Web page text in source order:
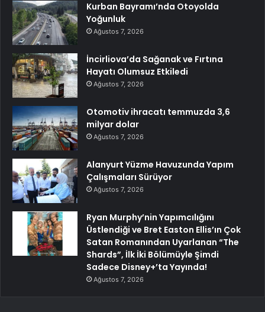
Kurban Bayramı’nda Otoyolda
Yoğunluk
Ağustos 7, 2026
İncirliova’da Sağanak ve Fırtına
Hayatı Olumsuz Etkiledi
Ağustos 7, 2026
Otomotiv ihracatı temmuzda 3,6
milyar dolar
Ağustos 7, 2026
Alanyurt Yüzme Havuzunda Yapım
Çalışmaları Sürüyor
Ağustos 7, 2026
Ryan Murphy’nin Yapımcılığını
Üstlendiği ve Bret Easton Ellis’ın Çok
Satan Romanından Uyarlanan “The
Shards”, İlk İki Bölümüyle Şimdi
Sadece Disney+’ta Yayında!
Ağustos 7, 2026